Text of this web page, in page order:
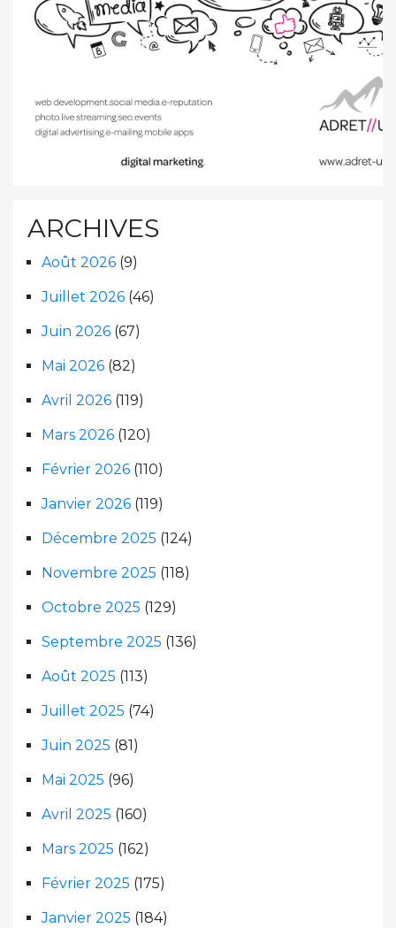
ARCHIVES
Août 2026 (9)
Juillet 2026 (46)
Juin 2026 (67)
Mai 2026 (82)
Avril 2026 (119)
Mars 2026 (120)
Février 2026 (110)
Janvier 2026 (119)
Décembre 2025 (124)
Novembre 2025 (118)
Octobre 2025 (129)
Septembre 2025 (136)
Août 2025 (113)
Juillet 2025 (74)
Juin 2025 (81)
Mai 2025 (96)
Avril 2025 (160)
Mars 2025 (162)
Février 2025 (175)
Janvier 2025 (184)